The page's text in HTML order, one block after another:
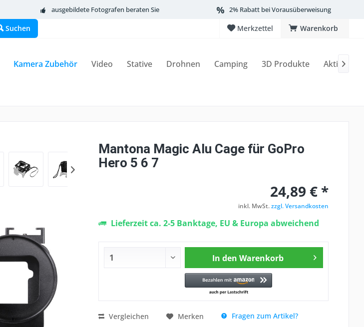
ausgebildete Fotografen beraten Sie 2% Rabatt bei Vorausüberweisung
Warenkorb
Merkzettel
Suchen
Kamera Zubehör Video Stative Drohnen Camping 3D Produkte Aktionen

Mantona Magic Alu Cage für GoPro
Hero 5 6 7
24,89 € *
inkl. MwSt.zzgl. Versandkosten
Lieferzeit ca. 2-5 Banktage, EU & Europa abweichend
In den Warenkorb
Vergleichen Merken
Fragen zum Artikel?